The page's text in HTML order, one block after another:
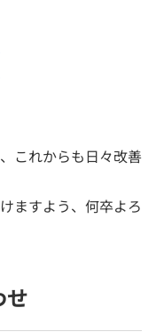
これからも日々改善
ますよう、何卒よろ
せ